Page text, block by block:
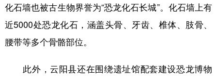
化石墙也被古生物界誉为“恐龙化石长城”。化石墙上有
近5000处恐龙化石，涵盖头骨、牙齿、椎体、肢骨、
腰带等多个骨骼部位。
此外，云阳县还在围绕遗址馆配套建设恐龙博物